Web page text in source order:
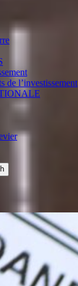
de l’investissement